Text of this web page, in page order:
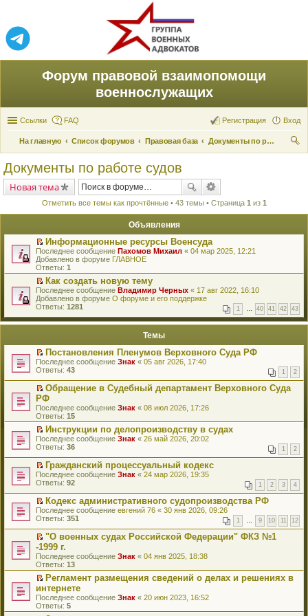
Форум правовой взаимопомощи
военнослужащих
Ссылки FAQ Вход
Регистрация
На главную Список форумов Правовая база
Документы по работе судов
Документы по работе судов
Новая тема
Отметить все темы как прочтённые• 43 темы • Страница 1 из 1
Объявления
П
е
р
е
й
т
и
к
е
о
м
у
н
е
п
р
о
ч
и
а
н
о
м
у
с
о
о
б
щ
е
н
и
ю
Информационные ресурсы Военсуда
Последнее сообщение Пахомов Михаил « 04 мар 2025, 12:21
Добавлено в форуме ГЛАВНОЕ
Ответы: 1
П
е
р
й
к
п
е
р
в
о
м
у
н
е
п
р
о
и
т
а
н
н
о
м
у
с
о
о
б
щ
е
н
и
ю
Как создать новую тему
Последнее сообщение Владимир Черных « 17 авг 2022, 16:10
Добавлено в форуме О форуме и его поддержке
Ответы: 1281 1 … 40 41 42 43
Темы
П
е
е
й
т
и
к
п
е
р
в
о
м
у
н
е
п
р
о
и
а
н
н
о
м
у
с
о
Постановления Пленумов Верховного Суда РФ
Последнее сообщение Знак « 05 авг 2026, 17:40
Ответы: 43 1 2
П
е
р
е
й
т
и
п
е
р
в
о
м
у
н
е
п
р
о
ч
и
т
а
н
н
о
Обращение в Судебный департамент Верховного Суда
РФ
Последнее сообщение Знак « 08 июл 2026, 17:26
Ответы: 15
П
е
е
й
т
и
к
п
е
р
в
о
м
у
н
е
п
р
о
ч
и
Инструкции по делопроизводству в судах
Последнее сообщение Знак « 26 май 2026, 20:02
Ответы: 36 1 2
П
е
е
й
т
и
к
е
р
в
о
м
у
н
е
п
Гражданский процессуальный кодекс
Последнее сообщение Знак « 24 мар 2026, 19:35
Ответы: 92 1 2 3 4
П
е
е
т
и
к
п
е
р
в
о
Кодекс административного судопроизводства РФ
Последнее сообщение евгений 76 « 30 янв 2026, 09:26
Ответы: 351 1 … 9 10 11 12
П
е
р
е
й
т
и
к
п
"О военных судах Российской Федерации" ФКЗ №1
-1999 г.
Последнее сообщение Знак « 04 янв 2025, 18:38
Ответы: 13
П
е
р
е
Регламент размещения сведений о делах и решениях в
интернете
Последнее сообщение Знак « 20 июн 2023, 16:52
Ответы: 5